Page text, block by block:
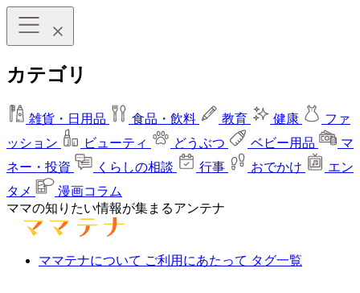
カテゴリ
雑貨・日用品 食品・飲料 教育 健康
ファ
ッション
ビューティ どうぶつ ベビー用品
マ
ネー・投資
くらしの相談 行事 おでかけ
エン
タメ
漫画コラム
ママの知りたい情報が集まるアンテナ
ママテナについて ご利用にあたって タグ一覧